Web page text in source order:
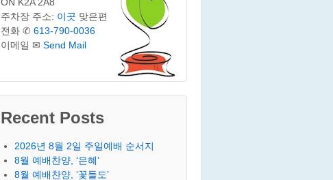
주차장 주소: 이곳 맞은편
전화 ✆613-790-0036
이메일 ✉Send Mail
Recent Posts
2026년 8월 2일 주일예배 순서지
8월 예배찬양, ‘은혜’
8월 예배찬양, ‘꽃들도’